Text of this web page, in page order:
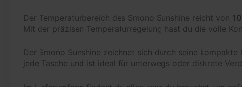
Der Temperaturbereich des Smono Sunshine reicht von
Mit der präzisen Temperaturregelung hast du die volle
Der Smono Sunshine zeichnet sich durch seine kompakte
jede Tasche und ist ideal für unterwegs oder diskrete